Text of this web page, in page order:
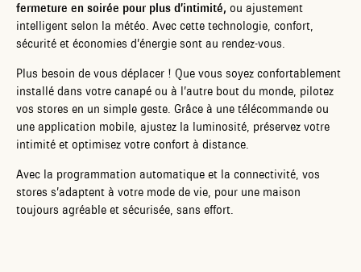
fermeture en soirée pour plus d’intimité, ou ajustement
intelligent selon la météo. Avec cette technologie, confort,
sécurité et économies d’énergie sont au rendez-vous.
Plus besoin de vous déplacer ! Que vous soyez confortablement
installé dans votre canapé ou à l’autre bout du monde, pilotez
vos stores en un simple geste. Grâce à une télécommande ou
une application mobile, ajustez la luminosité, préservez votre
intimité et optimisez votre confort à distance.
Avec la programmation automatique et la connectivité, vos
stores s’adaptent à votre mode de vie, pour une maison
toujours agréable et sécurisée, sans effort.